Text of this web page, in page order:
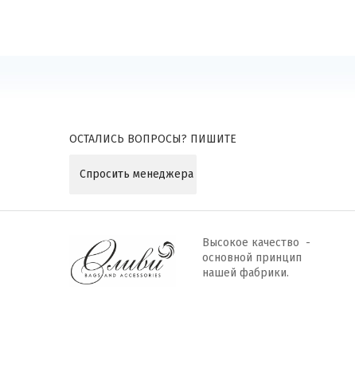
ОСТАЛИСЬ ВОПРОСЫ? ПИШИТЕ
Спросить менеджера
Высокое качество -
основной принцип
нашей фабрики.